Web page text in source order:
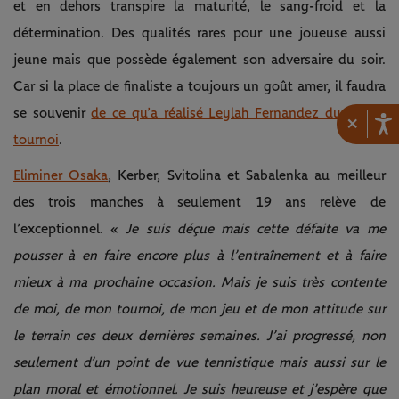
×
et en dehors transpire la maturité, le sang-froid et la
détermination. Des qualités rares pour une joueuse aussi
jeune mais que possède également son adversaire du soir.
Car si la place de finaliste a toujours un goût amer, il faudra
se souvenirde ce qu’a réalisé Leylah Fernandez durant ce
tournoi.
Eliminer Osaka, Kerber, Svitolina et Sabalenka au meilleur
des trois manches à seulement 19 ans relève de
l’exceptionnel. « Je suis déçue mais cette défaite va me
pousser à en faire encore plus à l’entraînement et à faire
mieux à ma prochaine occasion. Mais je suis très contente
de moi, de mon tournoi, de mon jeu et de mon attitude sur
le terrain ces deux dernières semaines. J’ai progressé, non
seulement d’un point de vue tennistique mais aussi sur le
plan moral et émotionnel. Je suis heureuse et j’espère que